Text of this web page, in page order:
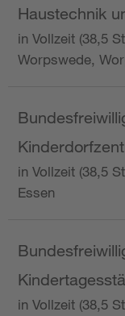
Haustechnik
in Vollzeit (38,5
Worpswede,
in Vollzeit (38,5
Essen
in Vollzeit (38,5